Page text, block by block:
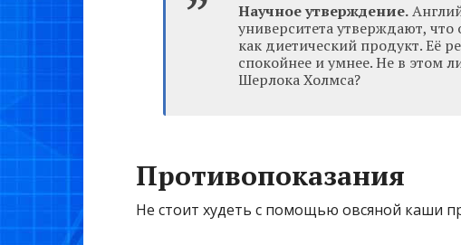
Научное утверждение.
университета утверждают,
как диетический продукт. Её
спокойнее и умнее. Не в этом
Шерлока Холмса?
Противопоказания
Не стоит худеть с помощью овсяной каши